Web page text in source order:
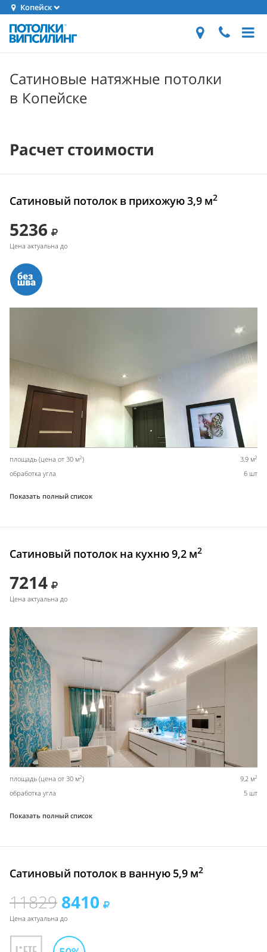
Копейск
Сатиновые натяжные потолки
в Копейске
Расчет стоимости
Сатиновый потолок в прихожую 3,9 м2
5236
Цена актуальна до
площадь (цена от 30 м2) 3,9 м2
обработка угла 6 шт
Показать полный список
Сатиновый потолок на кухню 9,2 м2
7214
Цена актуальна до
площадь (цена от 30 м2) 9,2 м2
обработка угла 5 шт
Показать полный список
Сатиновый потолок в ванную 5,9 м2
11829 8410
Цена актуальна до